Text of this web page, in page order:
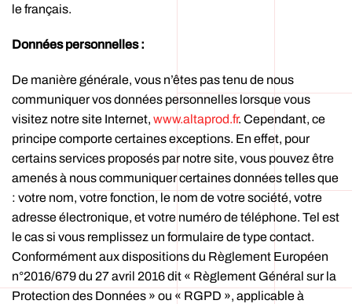
le français.
Données personnelles :
De manière générale, vous n’êtes pas tenu de nous
communiquer vos données personnelles lorsque vous
visitez notre site Internet, www.altaprod.fr. Cependant, ce
principe comporte certaines exceptions. En effet, pour
certains services proposés par notre site, vous pouvez être
amenés à nous communiquer certaines données telles que
: votre nom, votre fonction, le nom de votre société, votre
adresse électronique, et votre numéro de téléphone. Tel est
le cas si vous remplissez un formulaire de type contact.
Conformément aux dispositions du Règlement Européen
n°2016/679 du 27 avril 2016 dit « Règlement Général sur la
Protection des Données » ou « RGPD », applicable à